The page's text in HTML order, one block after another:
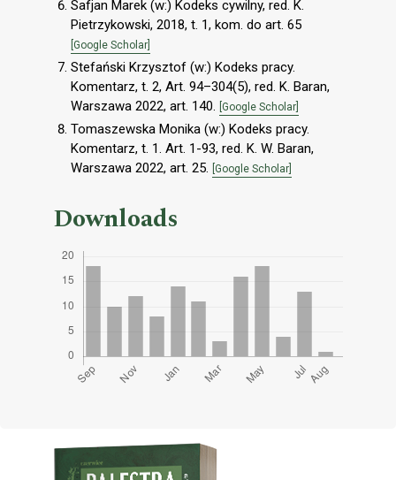
Safjan Marek (w:) Kodeks cywilny, red. K.
Pietrzykowski, 2018, t. 1, kom. do art. 65
[Google Scholar]
Stefański Krzysztof (w:) Kodeks pracy.
Komentarz, t. 2, Art. 94–304(5), red. K. Baran,
Warszawa 2022, art. 140. [Google Scholar]
Tomaszewska Monika (w:) Kodeks pracy.
Komentarz, t. 1. Art. 1-93, red. K. W. Baran,
Warszawa 2022, art. 25. [Google Scholar]
Downloads
Cover image